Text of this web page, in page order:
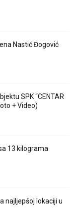
Nastić Đogović
SPK “CENTAR
+ Video)
13 kilograma
najljepšoj lokaciji u